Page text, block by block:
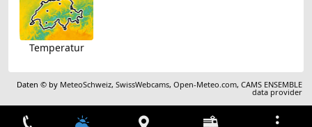
Temperatur
Daten © by MeteoSchweiz,SwissWebcams,Open-Meteo.com,CAMS ENSEMBLE
data provider